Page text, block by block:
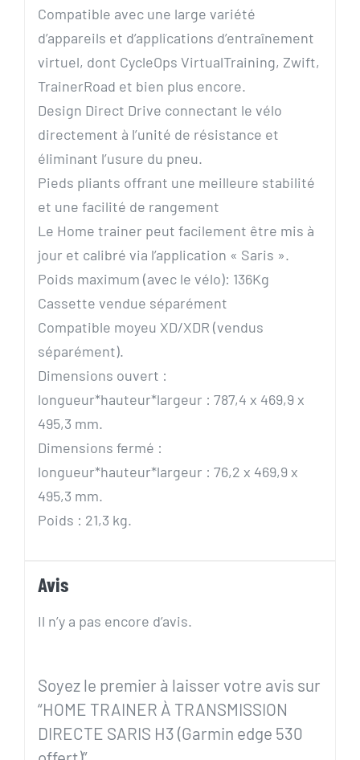
Compatible avec une large variété
d’appareils et d’applications d’entraînement
virtuel, dont CycleOps VirtualTraining, Zwift,
TrainerRoad et bien plus encore.
Design Direct Drive connectant le vélo
directement à l’unité de résistance et
éliminant l’usure du pneu.
Pieds pliants offrant une meilleure stabilité
et une facilité de rangement
Le Home trainer peut facilement être mis à
jour et calibré via l’application « Saris ».
Poids maximum (avec le vélo): 136Kg
Cassette vendue séparément
Compatible moyeu XD/XDR (vendus
séparément).
Dimensions ouvert :
longueur*hauteur*largeur : 787,4 x 469,9 x
495,3 mm.
Dimensions fermé :
longueur*hauteur*largeur : 76,2 x 469,9 x
495,3 mm.
Poids : 21,3 kg.
Avis
Il n’y a pas encore d’avis.
Soyez le premier à laisser votre avis sur
“HOME TRAINER À TRANSMISSION
DIRECTE SARIS H3 (Garmin edge 530